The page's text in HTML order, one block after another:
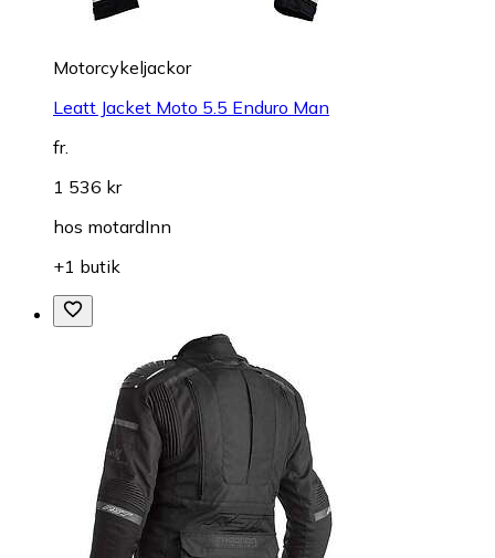
Motorcykeljackor
Leatt Jacket Moto 5.5 Enduro Man
fr.
1 536 kr
hos motardInn
+1 butik